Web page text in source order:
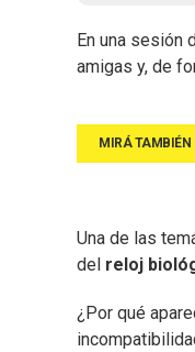
En una sesión
amigas y, de
Una de las
del reloj
¿Por qué